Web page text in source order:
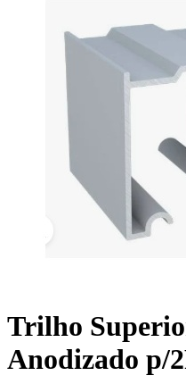
Trilho
Anodizado p/